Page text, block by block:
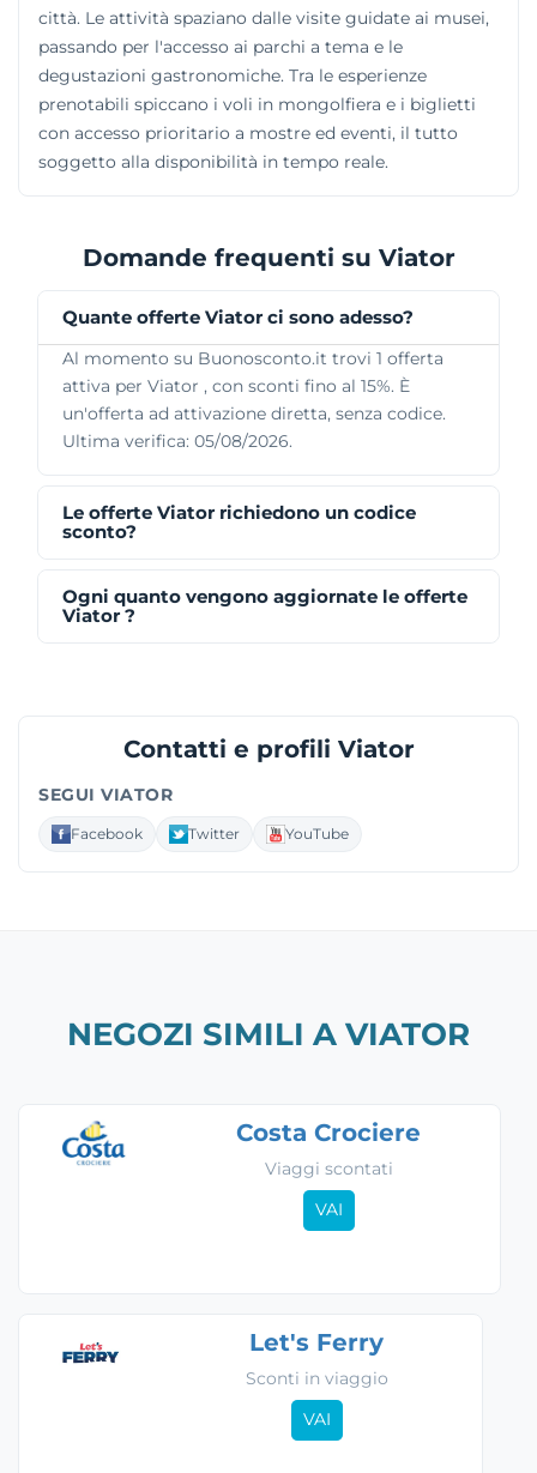
città. Le attività spaziano dalle visite guidate ai musei,
passando per l'accesso ai parchi a tema e le
degustazioni gastronomiche. Tra le esperienze
prenotabili spiccano i voli in mongolfiera e i biglietti
con accesso prioritario a mostre ed eventi, il tutto
soggetto alla disponibilità in tempo reale.
Domande frequenti su Viator
Quante offerte Viator ci sono adesso?
Al momento su Buonosconto.it trovi 1 offerta
attiva per Viator , con sconti fino al 15%. È
un'offerta ad attivazione diretta, senza codice.
Ultima verifica: 05/08/2026.
Le offerte Viator richiedono un codice
sconto?
Ogni quanto vengono aggiornate le offerte
Viator ?
Contatti e profili Viator
SEGUI VIATOR
Facebook Twitter YouTube
NEGOZI SIMILI A VIATOR
Costa Crociere
Viaggi scontati
VAI
Let's Ferry
Sconti in viaggio
VAI